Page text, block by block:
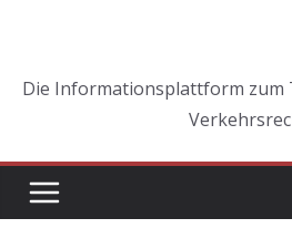
Die Informationsplattform zum